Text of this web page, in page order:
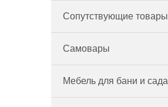
Сопутствующие товары
Самовары
Мебель для бани и сада